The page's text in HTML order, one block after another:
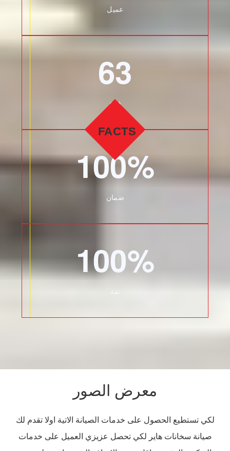
عميل
63
فرع
100%
ضمان
100%
ثقة
معرض الصور
لكي تستطيع الحصول على خدمات الصيانة الاتية اولا تقدم لك
صيانة سخانات هاير لكي تحصل عزيزي العميل على خدمات